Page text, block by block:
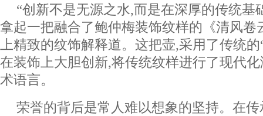
“创新不是无源之水,而是在深厚的传统基
拿起一把融合了鲍仲梅装饰纹样的《清风卷
上精致的纹饰解释道。这把壶,采用了传统
在装饰上大胆创新,将传统纹样进行了现代
术语言。
荣誉的背后是常人难以想象的坚持。在传